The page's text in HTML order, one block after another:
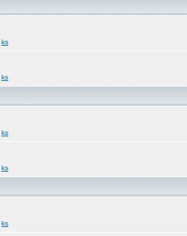
ks
ks
ks
ks
ks